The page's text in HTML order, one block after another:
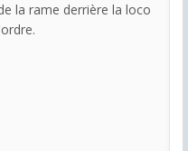
la rame derrière la loco